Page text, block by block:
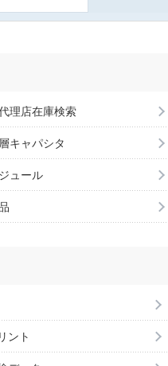
理店在庫検索
キャパシタ
ュール
ント